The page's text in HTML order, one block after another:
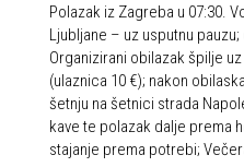
Željko Brdal
Markacijska komisija
Dosadašnje aktivnosti
Novosti Markacijske komisije
Plan aktivnosti za 2025. godinu
Polazak iz Zagreba u 07:30.
Ljubljane – uz usputnu
Organizirani obilazak špilje
(ulaznica 10 €); nakon
šetnju na šetnici strada
kave te polazak dalje prema
stajanje prema potrebi;